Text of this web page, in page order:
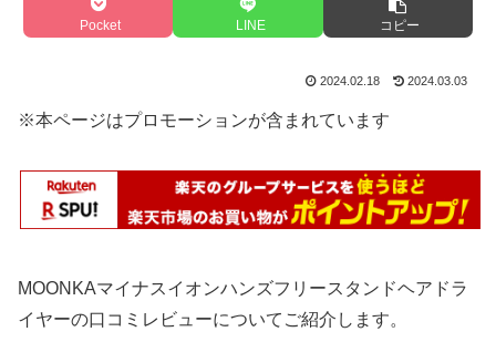
Pocket LINE コピー
2024.02.18 2024.03.03
※本ページはプロモーションが含まれています
MOONKAマイナスイオンハンズフリースタンドヘアドラ
イヤーの口コミレビューについてご紹介します。